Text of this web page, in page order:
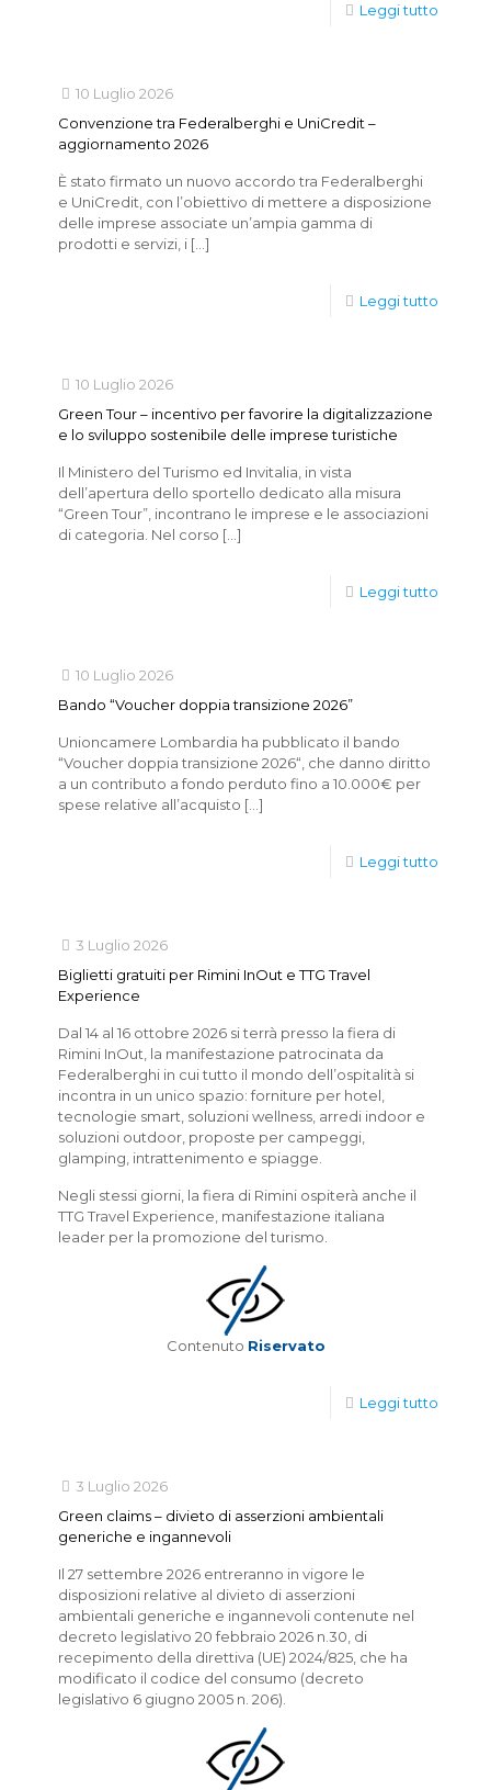
Leggi tutto
10 Luglio 2026
Convenzione tra Federalberghi e UniCredit –
aggiornamento 2026
È stato firmato un nuovo accordo tra Federalberghi
e UniCredit, con l’obiettivo di mettere a disposizione
delle imprese associate un’ampia gamma di
prodotti e servizi, i […]
Leggi tutto
10 Luglio 2026
Green Tour – incentivo per favorire la digitalizzazione
e lo sviluppo sostenibile delle imprese turistiche
Il Ministero del Turismo ed Invitalia, in vista
dell’apertura dello sportello dedicato alla misura
“Green Tour”, incontrano le imprese e le associazioni
di categoria. Nel corso […]
Leggi tutto
10 Luglio 2026
Bando “Voucher doppia transizione 2026”
Unioncamere Lombardia ha pubblicato il bando
“Voucher doppia transizione 2026“, che danno diritto
a un contributo a fondo perduto fino a 10.000€ per
spese relative all’acquisto […]
Leggi tutto
3 Luglio 2026
Biglietti gratuiti per Rimini InOut e TTG Travel
Experience
Dal 14 al 16 ottobre 2026 si terrà presso la fiera di
Rimini InOut, la manifestazione patrocinata da
Federalberghi in cui tutto il mondo dell’ospitalità si
incontra in un unico spazio: forniture per hotel,
tecnologie smart, soluzioni wellness, arredi indoor e
soluzioni outdoor, proposte per campeggi,
glamping, intrattenimento e spiagge.
Negli stessi giorni, la fiera di Rimini ospiterà anche il
TTG Travel Experience, manifestazione italiana
leader per la promozione del turismo.
Contenuto Riservato
Leggi tutto
3 Luglio 2026
Green claims – divieto di asserzioni ambientali
generiche e ingannevoli
Il 27 settembre 2026 entreranno in vigore le
disposizioni relative al divieto di asserzioni
ambientali generiche e ingannevoli contenute nel
decreto legislativo 20 febbraio 2026 n.30, di
recepimento della direttiva (UE) 2024/825, che ha
modificato il codice del consumo (decreto
legislativo 6 giugno 2005 n. 206).